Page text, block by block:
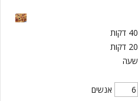
40 דקות
20 דקות
שעה
אנשים